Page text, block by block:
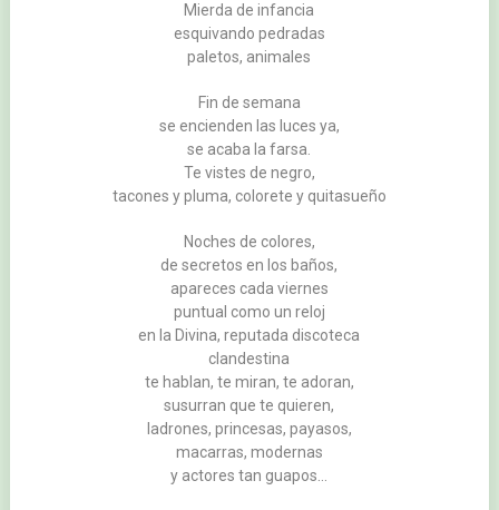
Mierda de infancia
esquivando pedradas
paletos, animales
Fin de semana
se encienden las luces ya,
se acaba la farsa.
Te vistes de negro,
tacones y pluma, colorete y quitasueño
Noches de colores,
de secretos en los baños,
apareces cada viernes
puntual como un reloj
en la Divina, reputada discoteca
clandestina
te hablan, te miran, te adoran,
susurran que te quieren,
ladrones, princesas, payasos,
macarras, modernas
y actores tan guapos…